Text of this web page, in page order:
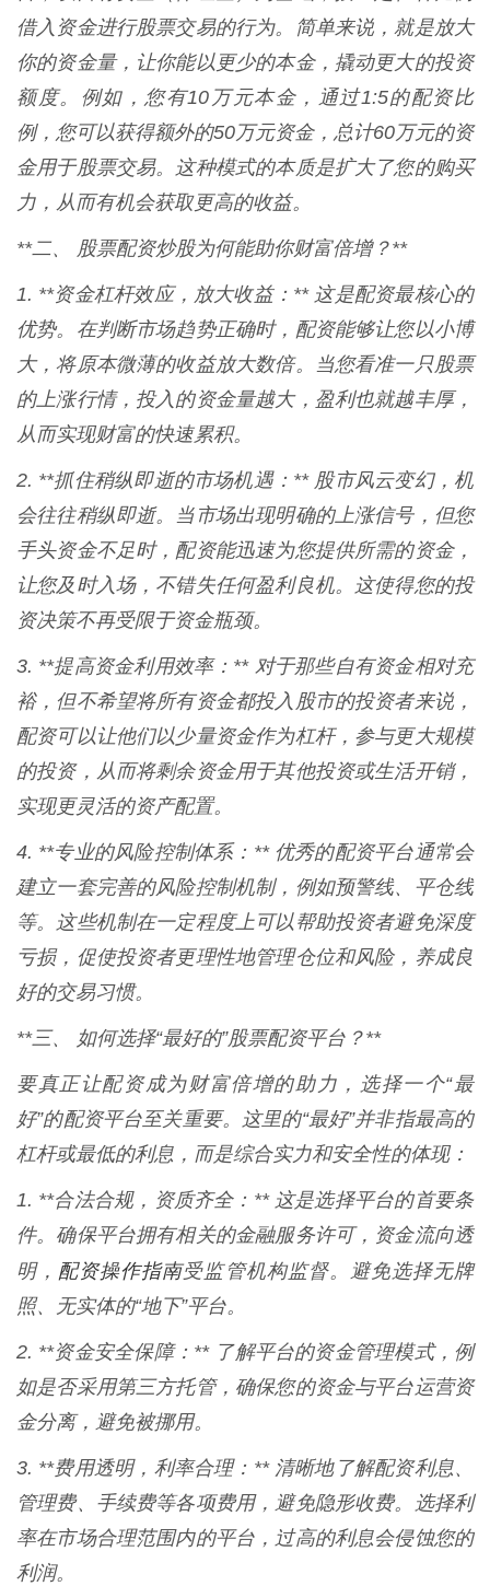
借入资金进行股票交易的行为。简单来说，就是放大
你的资金量，让你能以更少的本金，撬动更大的投资
额度。例如，您有10万元本金，通过1:5的配资比
例，您可以获得额外的50万元资金，总计60万元的资
金用于股票交易。这种模式的本质是扩大了您的购买
力，从而有机会获取更高的收益。
**二、 股票配资炒股为何能助你财富倍增？**
1. **资金杠杆效应，放大收益：** 这是配资最核心的
优势。在判断市场趋势正确时，配资能够让您以小博
大，将原本微薄的收益放大数倍。当您看准一只股票
的上涨行情，投入的资金量越大，盈利也就越丰厚，
从而实现财富的快速累积。
2. **抓住稍纵即逝的市场机遇：** 股市风云变幻，机
会往往稍纵即逝。当市场出现明确的上涨信号，但您
手头资金不足时，配资能迅速为您提供所需的资金，
让您及时入场，不错失任何盈利良机。这使得您的投
资决策不再受限于资金瓶颈。
3. **提高资金利用效率：** 对于那些自有资金相对充
裕，但不希望将所有资金都投入股市的投资者来说，
配资可以让他们以少量资金作为杠杆，参与更大规模
的投资，从而将剩余资金用于其他投资或生活开销，
实现更灵活的资产配置。
4. **专业的风险控制体系：** 优秀的配资平台通常会
建立一套完善的风险控制机制，例如预警线、平仓线
等。这些机制在一定程度上可以帮助投资者避免深度
亏损，促使投资者更理性地管理仓位和风险，养成良
好的交易习惯。
**三、 如何选择“最好的”股票配资平台？**
要真正让配资成为财富倍增的助力，选择一个“最
好”的配资平台至关重要。这里的“最好”并非指最高的
杠杆或最低的利息，而是综合实力和安全性的体现：
1. **合法合规，资质齐全：** 这是选择平台的首要条
件。确保平台拥有相关的金融服务许可，资金流向透
明， 配资操作指南受监管机构监督。避免选择无牌
照、无实体的“地下”平台。
2. **资金安全保障：** 了解平台的资金管理模式，例
如是否采用第三方托管，确保您的资金与平台运营资
金分离，避免被挪用。
3. **费用透明，利率合理：** 清晰地了解配资利息、
管理费、手续费等各项费用，避免隐形收费。选择利
率在市场合理范围内的平台，过高的利息会侵蚀您的
利润。